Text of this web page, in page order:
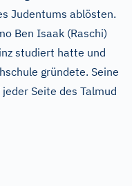
Judentums ablösten.
Ben Isaak (Raschi)
studiert hatte und
gründete. Seine
Seite des Talmud